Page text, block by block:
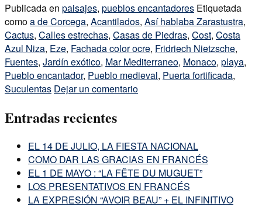
Publicada en paisajes, pueblos encantadores Etiquetada
comoa de Corcega, Acantilados, Así hablaba Zarastustra,
Cactus, Calles estrechas, Casas de Piedras, Cost, Costa
Azul Niza, Eze, Fachada color ocre, Fridriech Nietzsche,
Fuentes, Jardín exótico, Mar Mediterraneo, Monaco, playa,
Pueblo encantador, Pueblo medieval, Puerta fortificada,
Suculentas Dejar un comentario
Entradas recientes
EL 14 DE JULIO, LA FIESTA NACIONAL
COMO DAR LAS GRACIAS EN FRANCÉS
EL 1 DE MAYO : “LA FÊTE DU MUGUET”
LOS PRESENTATIVOS EN FRANCÉS
LA EXPRESIÓN “AVOIR BEAU” + EL INFINITIVO